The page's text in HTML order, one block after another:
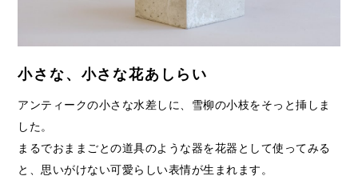
小さな、小さな花あしらい
アンティークの小さな水差しに、雪柳の小枝をそっと挿しま
した。
まるでおままごとの道具のような器を花器として使ってみる
と、思いがけない可愛らしい表情が生まれます。